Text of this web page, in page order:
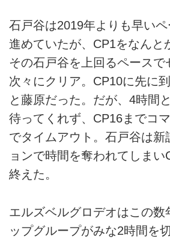
石戸谷は2019年よりも早い
進めていたが、CP1をなんと
その石戸谷を上回るペースで
次々にクリア。CP10に先に
と藤原だった。だが、4時間
待ってくれず、CP16までコ
でタイムアウト。石戸谷は新
ョンで時間を奪われてしまい
終えた。
エルズベルグロデオはこの数
ップグループがみな2時間を